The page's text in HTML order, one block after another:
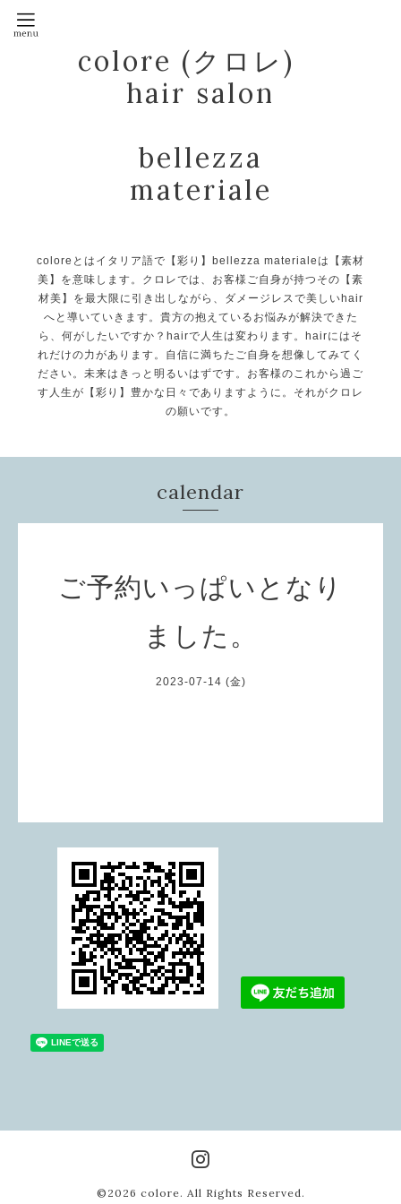
colore (クロレ)
hair salon
bellezza
materiale
coloreとはイタリア語で【彩り】bellezza materialeは【素材
美】を意味します。クロレでは、お客様ご自身が持つその【素
材美】を最大限に引き出しながら、ダメージレスで美しいhair
へと導いていきます。貴方の抱えているお悩みが解決できた
ら、何がしたいですか？hairで人生は変わります。hairにはそ
れだけの力があります。自信に満ちたご自身を想像してみてく
ださい。未来はきっと明るいはずです。お客様のこれから過ご
す人生が【彩り】豊かな日々でありますように。それがクロレ
の願いです。
calendar
ご予約いっぱいとなり
ました。
2023-07-14 (金)
©2026 colore. All Rights Reserved.